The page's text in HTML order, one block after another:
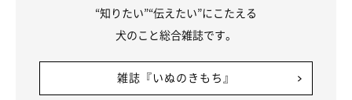
“知りたい”“伝えたい”にこたえる
犬のこと総合雑誌です。
雑誌『いぬのきもち』